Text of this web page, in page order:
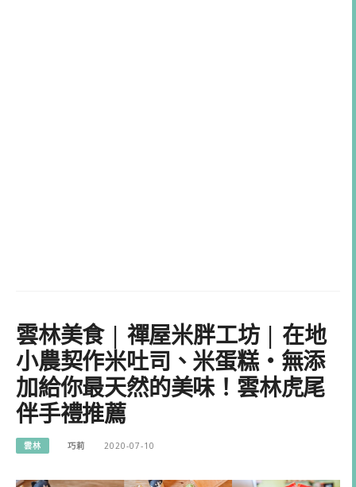
雲林美食 | 禪屋米胖工坊 | 在地
小農契作米吐司、米蛋糕・無添
加給你最天然的美味！雲林虎尾
伴手禮推薦
雲林 巧莉 2020-07-10